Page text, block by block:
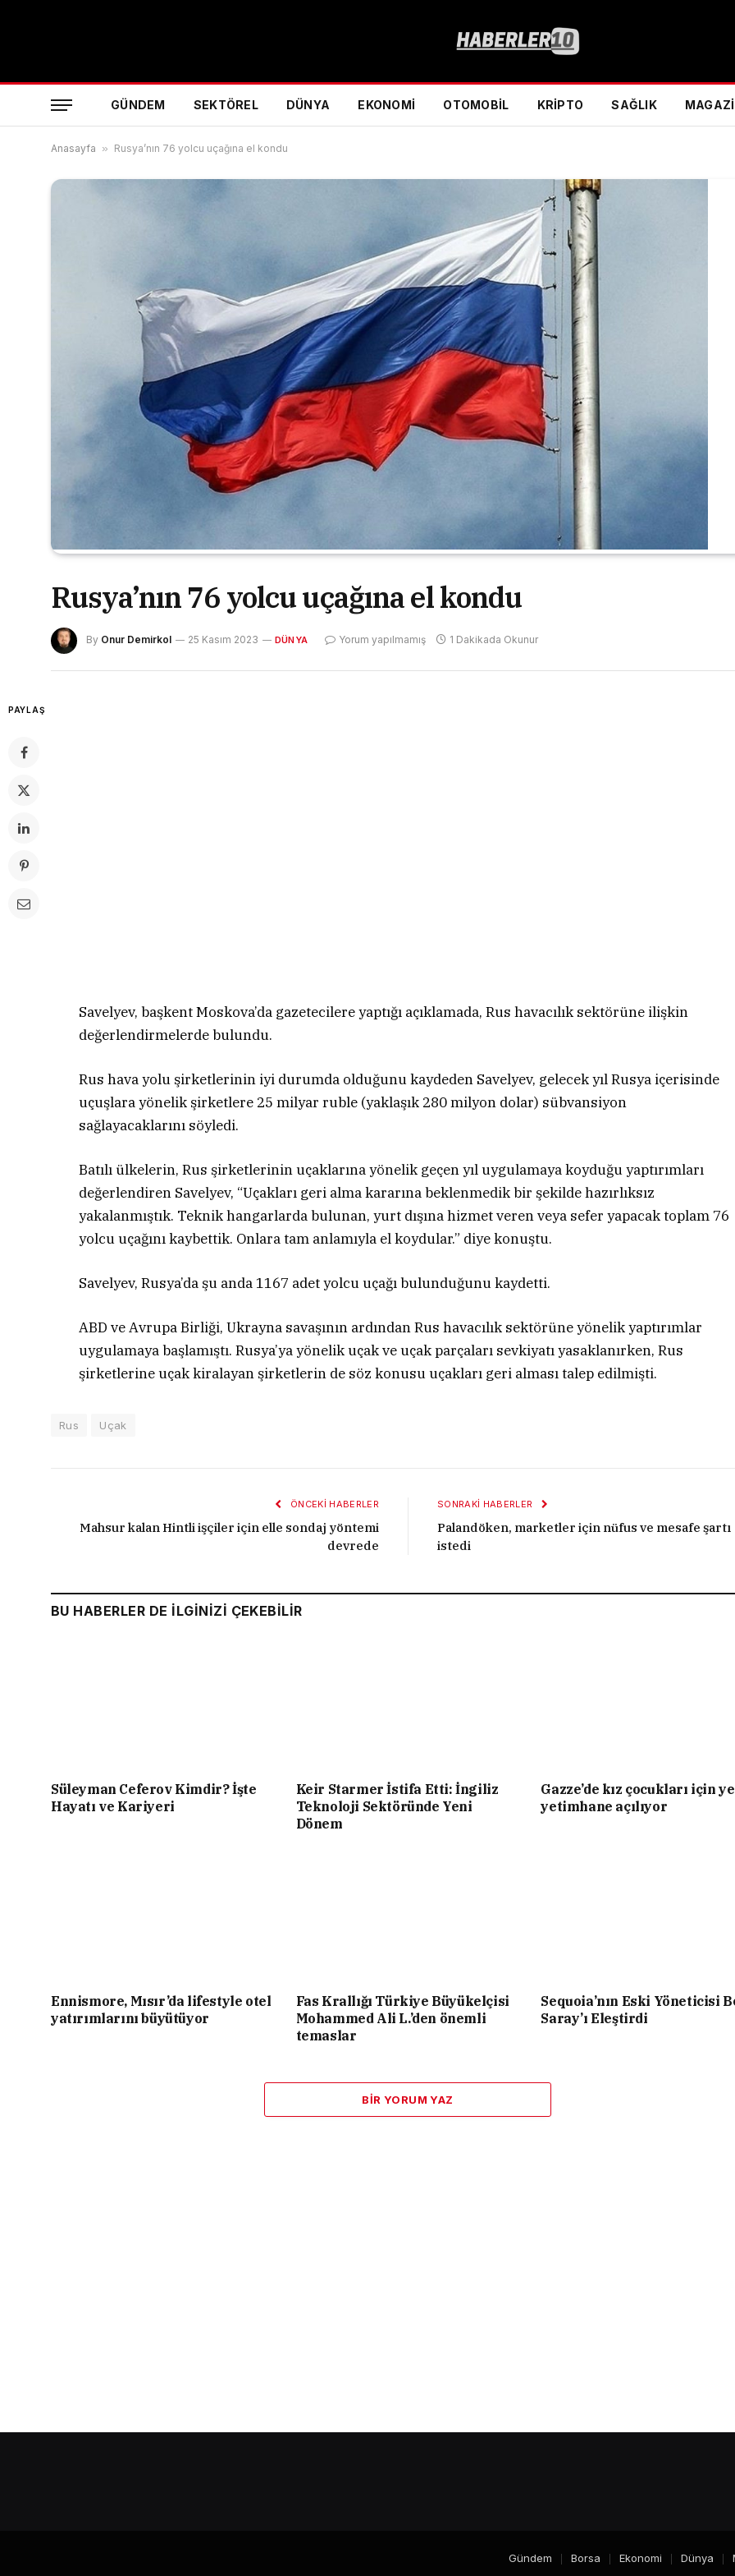
GÜNDEM SEKTÖREL DÜNYA EKONOMI OTOMOBIL KRIPTO SAĞLIK
Anasayfa » Rusya’nın 76 yolcu uçağına el kondu
Rusya’nın 76 yolcu uçağına el kondu
By Onur Demirkol 25 Kasım 2023 DÜNYA Yorum yapılmamış 1 Dakikada Okunur
PAYLAŞ
Savelyev, başkent Moskova’da gazetecilere yaptığı açıklamada, Rus havacılık sektörüne ilişkin
değerlendirmelerde bulundu.
Rus hava yolu şirketlerinin iyi durumda olduğunu kaydeden Savelyev, gelecek yıl Rusya içerisinde
uçuşlara yönelik şirketlere 25 milyar ruble (yaklaşık 280 milyon dolar) sübvansiyon
sağlayacaklarını söyledi.
Batılı ülkelerin, Rus şirketlerinin uçaklarına yönelik geçen yıl uygulamaya koyduğu yaptırımları
değerlendiren Savelyev, “Uçakları geri alma kararına beklenmedik bir şekilde hazırlıksız
yakalanmıştık. Teknik hangarlarda bulunan, yurt dışına hizmet veren veya sefer yapacak toplam 76
yolcu uçağını kaybettik. Onlara tam anlamıyla el koydular.” diye konuştu.
Savelyev, Rusya’da şu anda 1167 adet yolcu uçağı bulunduğunu kaydetti.
ABD ve Avrupa Birliği, Ukrayna savaşının ardından Rus havacılık sektörüne yönelik yaptırımlar
uygulamaya başlamıştı. Rusya’ya yönelik uçak ve uçak parçaları sevkiyatı yasaklanırken, Rus
şirketlerine uçak kiralayan şirketlerin de söz konusu uçakları geri alması talep edilmişti.
Rus Uçak
ÖNCEKI HABERLER
Mahsur kalan Hintli işçiler için elle sondaj yöntemi
devrede
SONRAKI HABERLER
Palandöken, marketler için nüfus ve mesafe şartı
istedi
BU HABERLER DE İLGİNİZİ ÇEKEBİLİR
Süleyman Ceferov Kimdir? İşte
Hayatı ve Kariyeri
Keir Starmer İstifa Etti: İngiliz
Teknoloji Sektöründe Yeni
Dönem
Gazze’de kız çocukları için
yetimhane açılıyor
Ennismore, Mısır’da lifestyle otel
yatırımlarını büyütüyor
Fas Krallığı Türkiye Büyükelçisi
Mohammed Ali L.’den önemli
temaslar
Sequoia’nın Eski Yöneticisi
Saray’ı Eleştirdi
BIR YORUM YAZ
Gündem Borsa Ekonomi Dünya